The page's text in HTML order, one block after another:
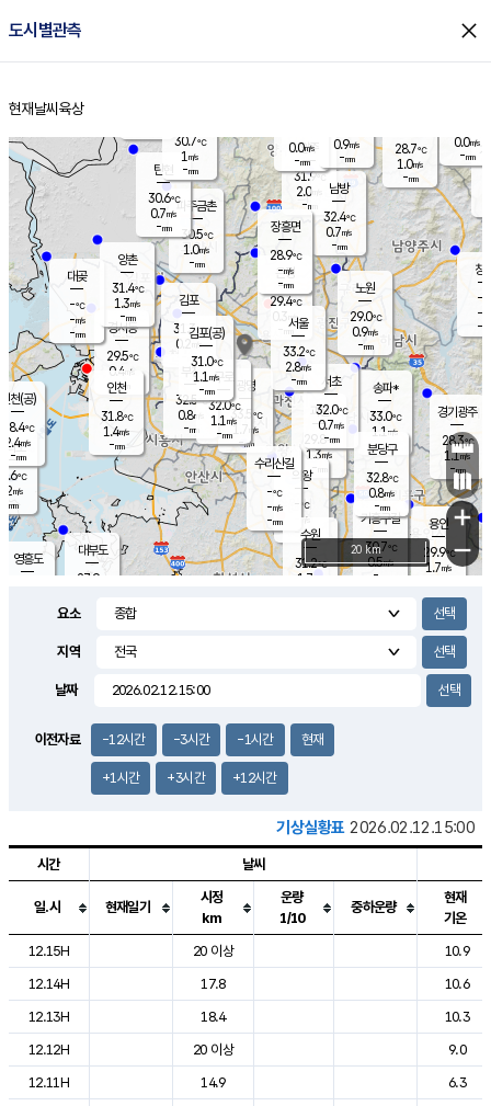
도시별관측 close
홈
현재날씨 육상
의도
℃
m/s
mm
영흥도
양주
31.9℃
2.0
-mm
과천
29.8℃
1.3m/s
- mm
용인
29.9℃
1.7m/s
경기광주
28.3℃
1.1m/s
-mm
1.1m/s
대부도
27.9
경서동
29.5℃
0.4 m/s
-mm
파주금촌
30.5℃
1.0m/s
-mm
28.7℃
1.0m/s
-mm
대곶
-℃
-m/s
-mm
창
-
-m/
-
탄현
30.6℃
0.7m/s
-mm
0.0m/s
-mm
의왕
- ℃
m/s
mm
김포
31.3℃
0.2 m/s
mm
광명
33.5 ℃
1.7 m/s
-mm
부천
32.5℃
0.8m/s
-mm
양촌
31.4℃
1.3m/s
-mm
구로
32.0℃
1.1 m/s
-mm
은평
29.4℃
0.3 m/s
- mm
노원
29.0℃
0.9m/s
-mm
송파*
33.0℃
1.1 m/s
-mm
서초
32.0℃
0.7m/s
-mm
남방
32.4℃
0.7m/s
-mm
기흥구갈
30.7℃
0.5m/s
-
수리산길
-℃
-m/s
-mm
분당구
32.8℃
0.8m/s
-mm
장흥면
28.9℃
-m/s
-mm
0.0m/s
-mm
인천(공)
28.4℃
2.4m/s
-mm
김포(공)
31.0℃
1.1 m/s
-mm
수원
31.2℃
1.7 m/s
인천
31.8℃
1.4m/s
-mm
서울
33.2℃
2.8m/s
-mm
30.7℃
1 m/s
-mm
0.9m/s
-mm
+
−
20 km
요소
지역
날짜
이전자료 -12시간 -3시간 -1시간 현재
+1시간 +3시간 +12시간
기상실황표 2026.02.12.15:00
도시별 기상실황표로 지점, 날씨, 기온, 강수, 바람, 기압등을 안내한 표입
시간 날씨
일.시 현재일기
시정
km
운량
1/10
중하운량
현재
기온
12.15H
20 이상
10.9
12.14H
17.8
10.6
12.13H
18.4
10.3
12.12H
20 이상
9.0
12.11H
14.9
6.3